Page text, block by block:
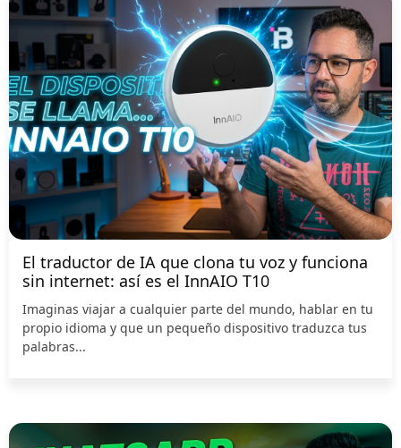
El traductor de IA que clona tu voz y funciona
sin internet: así es el InnAIO T10
Imaginas viajar a cualquier parte del mundo, hablar en tu
propio idioma y que un pequeño dispositivo traduzca tus
palabras...